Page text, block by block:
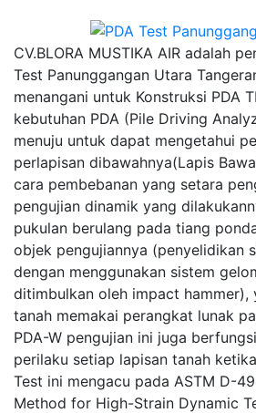
CV.BLORA MUSTIKA AIR adalah
Test Panunggangan Utara
menangani untuk Konstruksi PDA
kebutuhan PDA (Pile Driving
menuju untuk dapat mengetahui
perlapisan dibawahnya(Lapis
cara pembebanan yang setara
pengujian dinamik yang
pukulan berulang pada tiang
objek pengujiannya (penyelidikan
dengan menggunakan sistem
ditimbulkan oleh impact hammer),
tanah memakai perangkat lunak
PDA-W pengujian ini juga
perilaku setiap lapisan tanah
Test ini mengacu pada ASTM D-
Method for High-Strain Dynamic